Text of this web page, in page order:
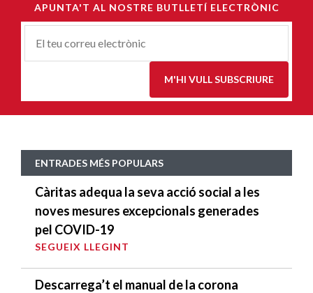
APUNTA'T AL NOSTRE BUTLLETÍ ELECTRÒNIC
Correu-
M'HI VULL SUBSCRIURE
ENTRADES MÉS POPULARS
Càritas adequa la seva acció social a les
noves mesures excepcionals generades
pel COVID-19
SEGUEIX LLEGINT
Descarrega’t el manual de la corona